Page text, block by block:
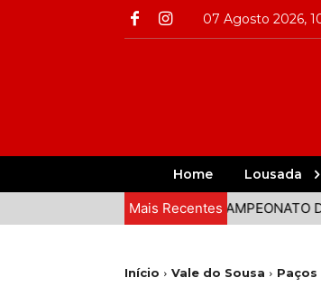
07 Agosto 2026,
Home Lousada
Mais Recentes
EM PAREDES CAMPEONATO DE
Início Vale do Sousa Paços